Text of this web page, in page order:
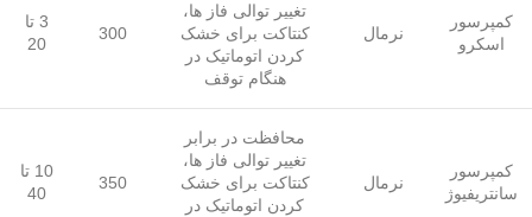
کمپرسور
اسکرو
نرمال
تغییر توالی فاز ها،
کنتاکت برای خشک
کردن اتوماتیک در
هنگام توقف
300
3 تا
20
کمپرسور
سانتریفیوژ
نرمال
محافظت در برابر
تغییر توالی فاز ها،
کنتاکت برای خشک
کردن اتوماتیک در
350
10 تا
40